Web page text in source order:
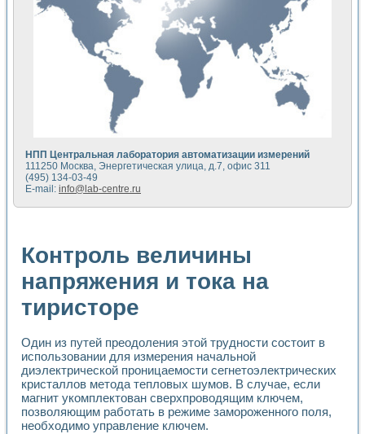
Использование LabVIEW для управления источником
Устройство для снятия вольт-амперных характеристик
Передовые научные технологии: нано-, фемто-,
Автоматизированная установка по измерению временных
Автоматизированный лабораторный комплекс на базе
Визуализация моделирования и оптимизации тепловой
Виртуальный прибор для исследования функциональных
Исследование возможности создания экономичного
Исследование кинетики движения макрочастиц в
Метод прогнозирования свойств дисперсных продуктов
Недорогая система управления сверхпроводящим
Применение технологий NI в курсе экспериментальной
Расчет переноса аэрозоля и выпадения осадка в
Применение NI VISION для геометрического анализа в
Управление движением с помощью программно -
Определение параметров всплывающих газовых
Система управления асинхронным тиристорным
Применение средств NATIONAL INSTRUMENTS для
Разработка автоматизированного стенда для
Автоматизированный стенд рентгеновской диагностики
Высокочувствительные оптоэлектронные
Установка для измерения диэлектрических свойств
Исследование кинетики зарождения и развития
НПП Центральная лаборатория автоматизации измерений
111250 Москва, Энергетическая улица, д.7, офис 311
(495) 134-03-49
E-mail: info@lab-centre.ru
Контроль величины
напряжения и тока на
тиристоре
Один из путей преодоления этой трудности состоит в
использовании для измерения начальной
диэлектрической проницаемости сегнетоэлектрических
кристаллов метода тепловых шумов. В случае, если
магнит укомплектован сверхпроводящим ключем,
позволяющим работать в режиме замороженного поля,
необходимо управление ключем.